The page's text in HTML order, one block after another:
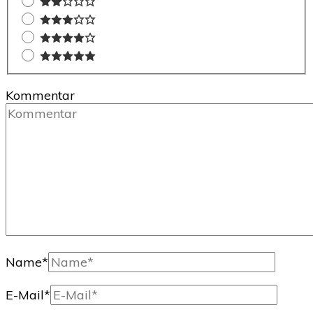
Kommentar
Name*
E-Mail*